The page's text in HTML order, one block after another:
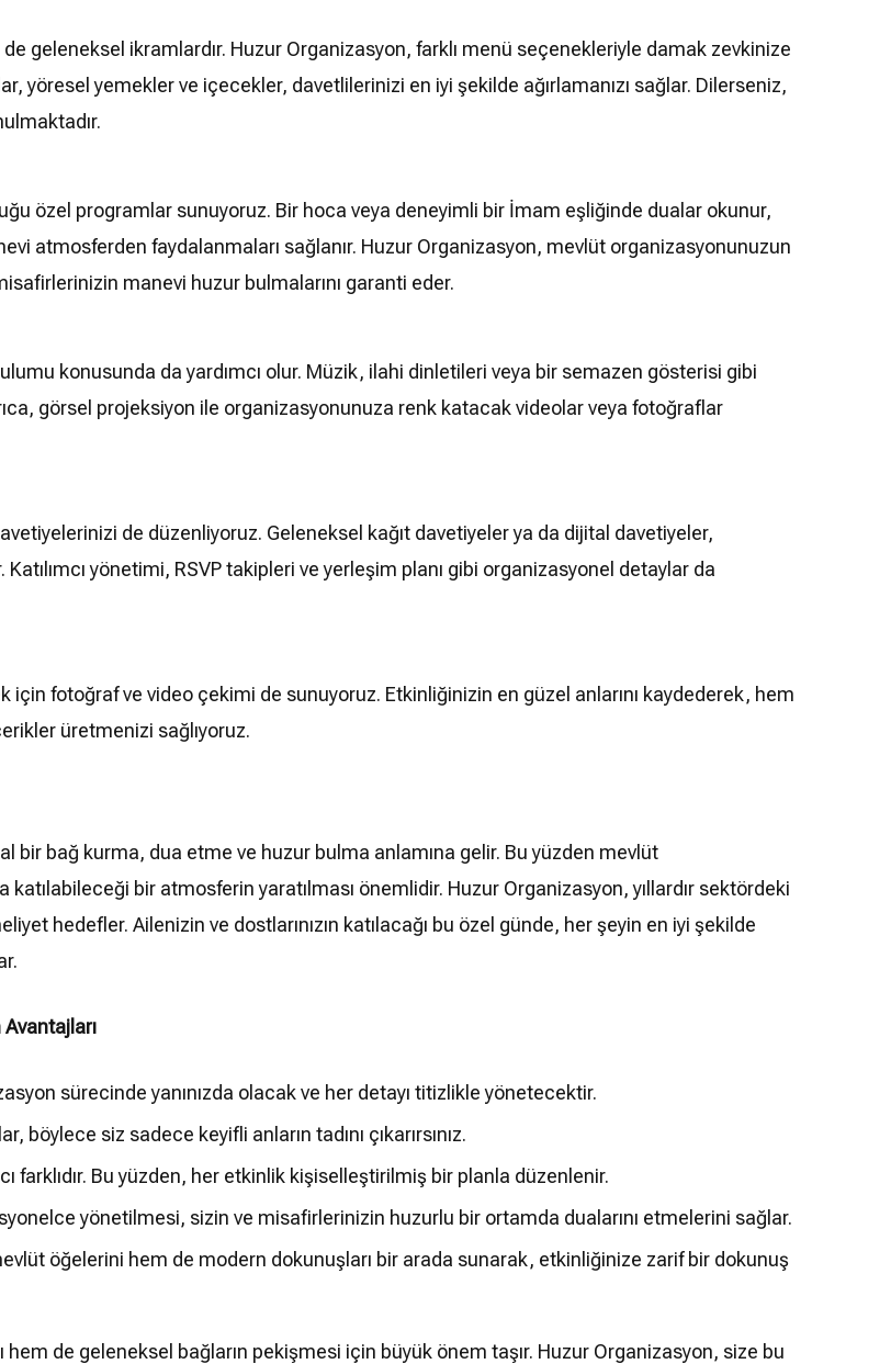
geleneksel ikramlardır. Huzur Organizasyon, farklı menü seçenekleriyle damak zevkinize
yöresel yemekler ve içecekler, davetlilerinizi en iyi şekilde ağırlamanızı sağlar. Dilerseniz,
özel programlar sunuyoruz. Bir hoca veya deneyimli bir İmam eşliğinde dualar okunur,
atmosferden faydalanmaları sağlanır. Huzur Organizasyon, mevlüt organizasyonunuzun
manevi huzur bulmalarını garanti eder.
konusunda da yardımcı olur. Müzik, ilahi dinletileri veya bir semazen gösterisi gibi
görsel projeksiyon ile organizasyonunuza renk katacak videolar veya fotoğraflar
de düzenliyoruz. Geleneksel kağıt davetiyeler ya da dijital davetiyeler,
yönetimi, RSVP takipleri ve yerleşim planı gibi organizasyonel detaylar da
fotoğraf ve video çekimi de sunuyoruz. Etkinliğinizin en güzel anlarını kaydederek, hem
üretmenizi sağlıyoruz.
bir bağ kurma, dua etme ve huzur bulma anlamına gelir. Bu yüzden mevlüt
bir atmosferin yaratılması önemlidir. Huzur Organizasyon, yıllardır sektördeki
hedefler. Ailenizin ve dostlarınızın katılacağı bu özel günde, her şeyin en iyi şekilde
sürecinde yanınızda olacak ve her detayı titizlikle yönetecektir.
böylece siz sadece keyifli anların tadını çıkarırsınız.
farklıdır. Bu yüzden, her etkinlik kişiselleştirilmiş bir planla düzenlenir.
yönetilmesi, sizin ve misafirlerinizin huzurlu bir ortamda dualarını etmelerini sağlar.
öğelerini hem de modern dokunuşları bir arada sunarak, etkinliğinize zarif bir dokunuş
de geleneksel bağların pekişmesi için büyük önem taşır. Huzur Organizasyon, size bu